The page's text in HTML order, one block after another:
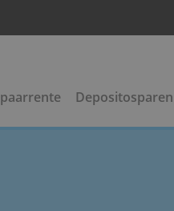
Hoogste spaarrente